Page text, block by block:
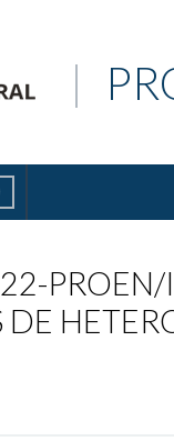
|
PROEN/
DE